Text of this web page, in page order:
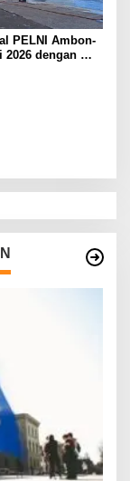
PELNI Ambon-
2026 dengan